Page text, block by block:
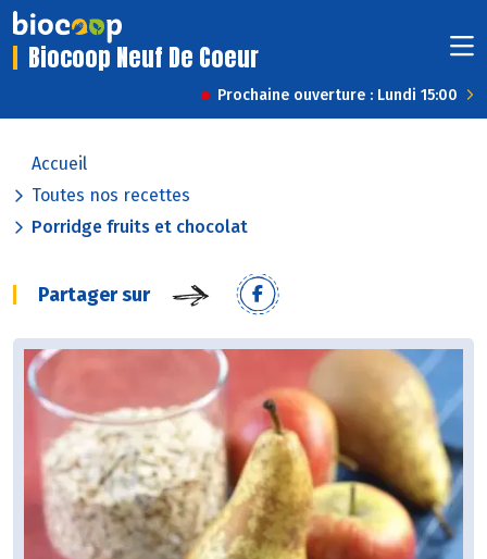
Biocoop Neuf De Coeur
Prochaine ouverture : Lundi 15:00
Accueil
Toutes nos recettes
Porridge fruits et chocolat
Partager sur